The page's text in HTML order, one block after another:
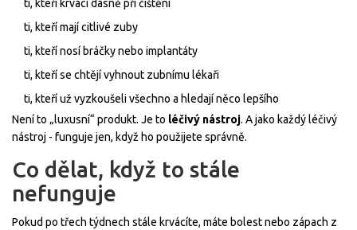
ti, kteří krvácí dásně při čištění
ti, kteří mají citlivé zuby
ti, kteří nosí bráčky nebo implantáty
ti, kteří se chtějí vyhnout zubnímu lékaři
ti, kteří už vyzkoušeli všechno a hledají něco lepšího
Není to „luxusní“ produkt. Je to léčivý nástroj. A jako každý léčivý
nástroj - funguje jen, když ho použijete správně.
Co dělat, když to stále
nefunguje
Pokud po třech týdnech stále krvácíte, máte bolest nebo zápach z